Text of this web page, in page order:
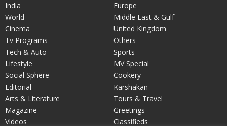
India
World
Cinema
Tv Programs
Tech & Auto
Europe
Middle East & Gulf
United Kingdom
Others
Sports
Lifestyle
Social Sphere
Editorial
Arts & Literature
Magazine
Videos
MV Special
Cookery
Karshakan
Tours & Travel
Greetings
Classifieds